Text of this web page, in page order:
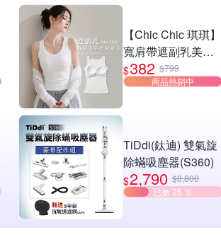
【Chic Chic 琪琪】
寬肩帶遮副乳美背
BraTop(無鋼圈/自
帶胸墊/日常百搭/修
$382 $799
商品熱銷中
TiDdi(鈦迪) 雙氣旋
除蟎吸塵器(S360)
$2,790 $8,800
已搶 25 ％